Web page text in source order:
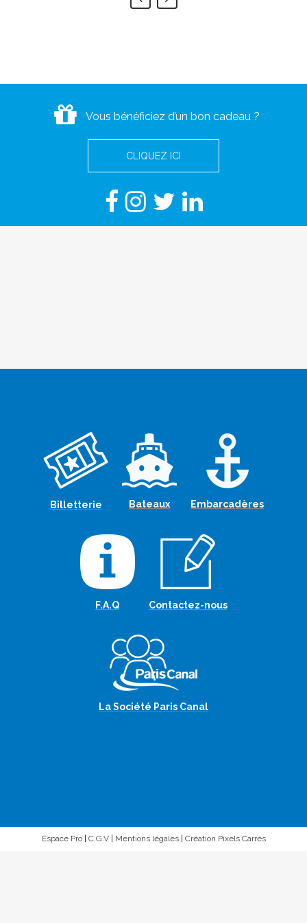
Vous bénéficiez d’un bon cadeau ?
CLIQUEZ ICI
Billetterie Bateaux Embarcadères
F.A.Q Contactez-nous
La Société Paris Canal
Espace Pro C.G.V Mentions légales Création Pixels Carrés